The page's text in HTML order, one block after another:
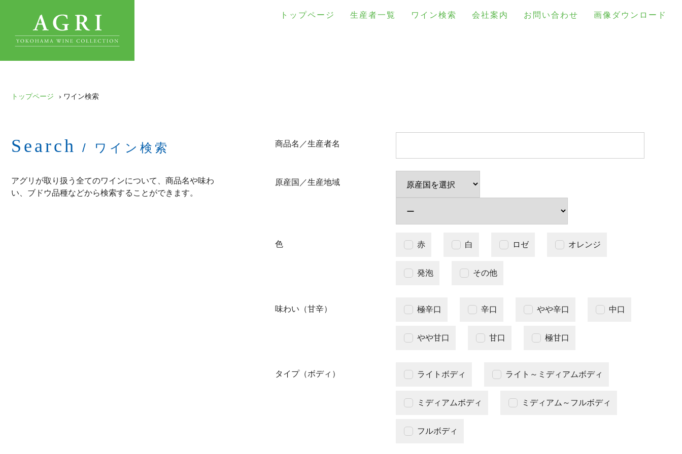
トップページ 生産者一覧 ワイン検索 会社案内 お問い合わせ 画像ダウンロード
トップページ › ワイン検索
Search / ワイン検索
アグリが取り扱う全てのワインについて、商品名や味わ
い、ブドウ品種などから検索することができます。
商品名／生産者名
原産国／生産地域
色 赤 白 ロゼ オレンジ
発泡 その他
味わい（甘辛） 極辛口 辛口 やや辛口 中口
やや甘口 甘口 極甘口
タイプ（ボディ） ライトボディ ライト～ミディアムボディ
ミディアムボディ ミディアム～フルボディ
フルボディ